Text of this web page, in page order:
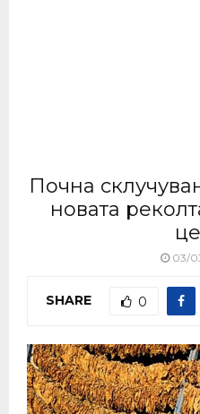
Почна
новата
03/
SHARE 0